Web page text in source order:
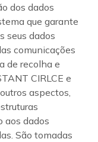
dos dados
que garante
seus dados
comunicações
de recolha e
CIRLCE e
aspectos,
aos dados
São tomadas